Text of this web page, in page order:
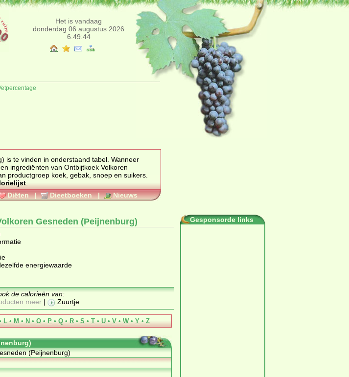
Het is vandaag
donderdag 06 augustus 2026
6:49:44
is te vinden in onderstaand tabel. Wanneer
ingrediënten van Ontbijtkoek Volkoren
uit van productgroep koek, gebak, snoep en suikers
Diëten | Dieetboeken |
Nieuws
Gesneden (Peijnenburg)
energiewaarde
de calorieën van:
meer | Zuurtje
L • M • N • O • P • Q • R • S • T • U • V • W • Y • Z
(Peijnenburg)
Gesponsorde links